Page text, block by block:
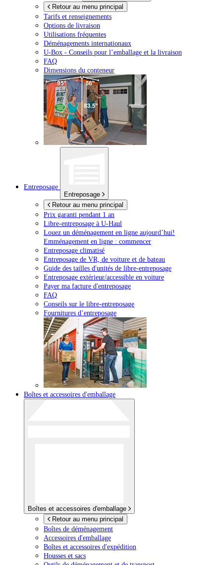
Retour au menu principal
Tarifs et renseignements
Options de livraison
Utilisations fréquentes
Déménagements internationaux
U-Box - Conseils pour l’emballage et la livraison
FAQ
Dimensions du conteneur
Entreposage
Entreposage
Retour au menu principal
Prix garanti pendant 1 an
Libre-entreposage à U-Haul
Louez un déménagement en ligne aujourd’hui!
Emménagement en ligne : commencer
Entreposage climatisé
Entreposage de VR, de voiture et de bateau
Guide des tailles d'unités de libre-entreposage
Entreposage extérieur/accessible en voiture
Payer ma facture d'entreposage
FAQ
Conseils sur le libre-entreposage
Fournitures d’entreposage
Boîtes et accessoires d'emballage
Boîtes et accessoires d'emballage
Retour au menu principal
Boîtes de déménagement
Accessoires d'emballage
Boîtes et accessoires d'expédition
Housses et sacs